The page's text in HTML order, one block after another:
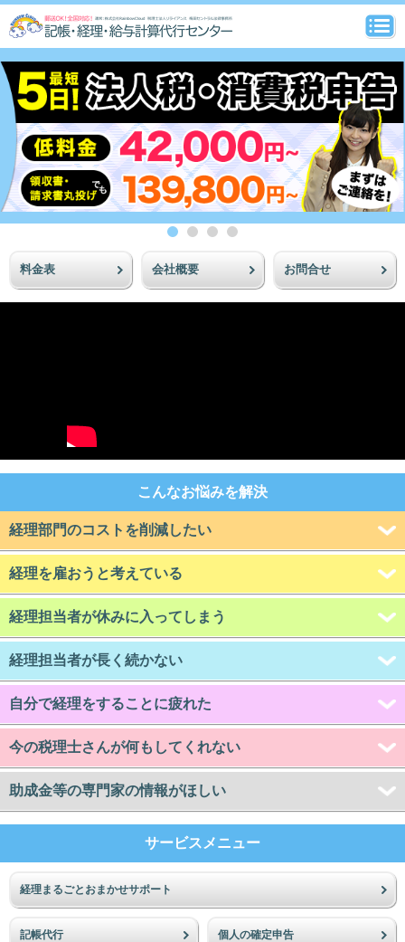
料金表 会社概要 お問合せ
こんなお悩みを解決
経理部門のコストを削減したい
経理を雇おうと考えている
経理担当者が休みに入ってしまう
経理担当者が長く続かない
自分で経理をすることに疲れた
今の税理士さんが何もしてくれない
助成金等の専門家の情報がほしい
サービスメニュー
経理まるごとおまかせサポート
記帳代行 個人の確定申告